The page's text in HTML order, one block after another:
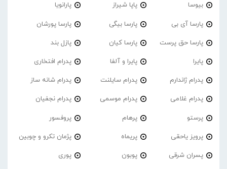
بیوسا پاپا شیراز پارانویا
پارسا آی بی پارسا بیگی پارسا پورشان
پارسا حق پرست پارسا کیان پازل بند
پایرا پایرا و آلفا پدرام افتخاری
پدرام ژاندارم پدرام‌ سایلنت پدرام شانه ساز
پدرام غلامی پدرام موسمی پدرام نجفیان
پرستو پرهام پروفسور
پرویز یاحقی پریماه پژمان تکرو و چوبین
پسران شرقی پوبون پوری